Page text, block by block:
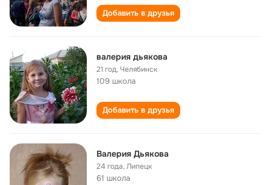
Добавить в друзья
валерия дьякова
21 год,Челябинск
109 школа
Добавить в друзья
Валерия Дьякова
24 года,Липецк
61 школа